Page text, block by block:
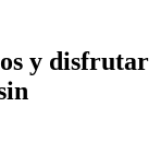
y disfrutar